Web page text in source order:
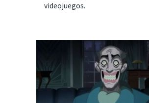
videojuegos.